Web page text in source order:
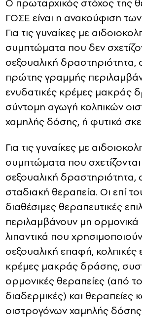
Ο πρωταρχικός στόχος της
ΓΟΣΕ είναι η ανακούφιση
Για τις γυναίκες με
συμπτώματα που δεν
σεξουαλική δραστηριότητα,
πρώτης γραμμής
ενυδατικές κρέμες μακράς
σύντομη αγωγή κολπικών
χαμηλής δόσης, ή φυτικά
Για τις γυναίκες με
συμπτώματα που
σεξουαλική δραστηριότητα,
σταδιακή θεραπεία. Οι επί
διαθέσιμες θεραπευτικές
περιλαμβάνουν μη ορμονικά
λιπαντικά που
σεξουαλική επαφή, κολπικές
κρέμες μακράς δράσης,
ορμονικές θεραπείες (από
διαδερμικές) και θεραπείες
οιστρογόνων χαμηλής δόσης